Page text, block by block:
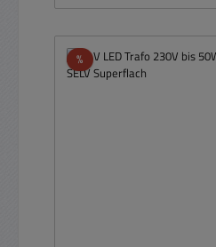
%Rabatt